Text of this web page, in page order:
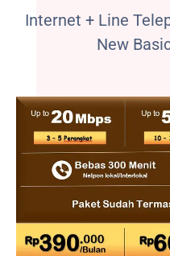
Internet + Line
New